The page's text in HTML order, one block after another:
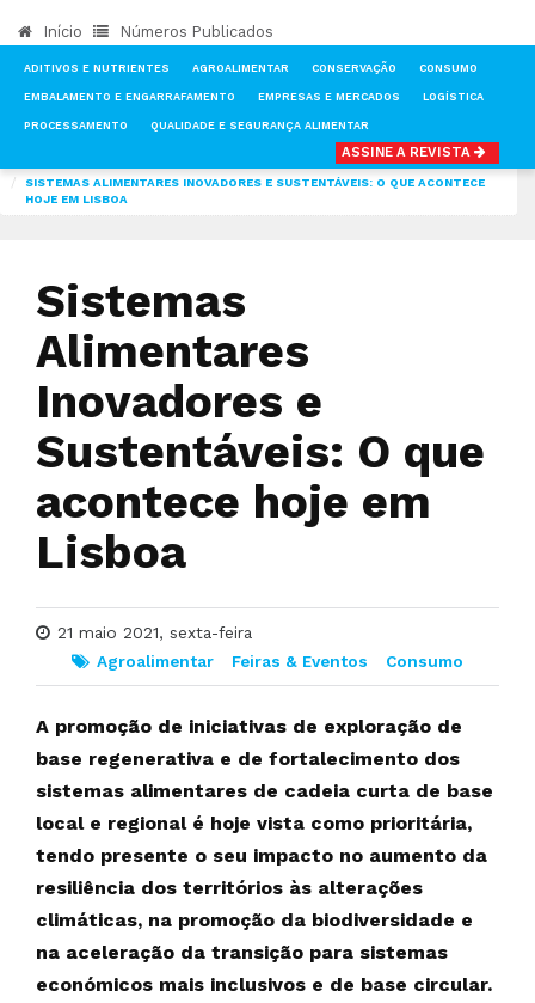
Início Números Publicados
ADITIVOS E NUTRIENTES AGROALIMENTAR CONSERVAÇÃO CONSUMO
EMBALAMENTO E ENGARRAFAMENTO EMPRESAS E MERCADOS LOGÍSTICA
PROCESSAMENTO QUALIDADE E SEGURANÇA ALIMENTAR
ASSINE A REVISTA
SISTEMAS ALIMENTARES INOVADORES E SUSTENTÁVEIS: O QUE ACONTECE
HOJE EM LISBOA
Sistemas
Alimentares
Inovadores e
Sustentáveis: O que
acontece hoje em
Lisboa
21 maio 2021, sexta-feira
Agroalimentar
Feiras & Eventos Consumo
A promoção de iniciativas de exploração de
base regenerativa e de fortalecimento dos
sistemas alimentares de cadeia curta de base
local e regional é hoje vista como prioritária,
tendo presente o seu impacto no aumento da
resiliência dos territórios às alterações
climáticas, na promoção da biodiversidade e
na aceleração da transição para sistemas
económicos mais inclusivos e de base circular.